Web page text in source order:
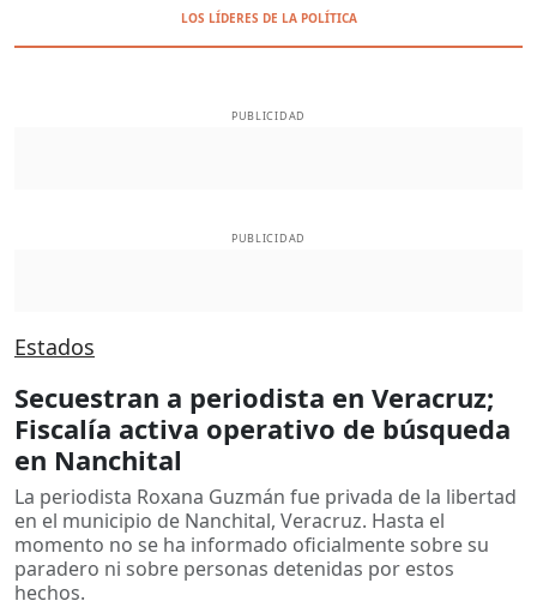
LOS LÍDERES DE LA POLÍTICA
PUBLICIDAD
PUBLICIDAD
Estados
Secuestran a periodista en Veracruz;
Fiscalía activa operativo de búsqueda
en Nanchital
La periodista Roxana Guzmán fue privada de la libertad
en el municipio de Nanchital, Veracruz. Hasta el
momento no se ha informado oficialmente sobre su
paradero ni sobre personas detenidas por estos
hechos.